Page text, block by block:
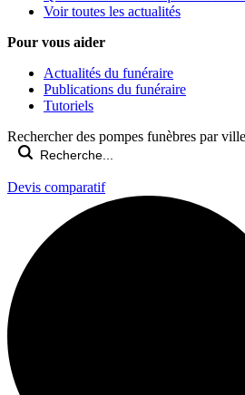
Voir toutes les actualités
Pour vous aider
Actualités du funéraire
Publications du funéraire
Tutoriels
Rechercher des pompes funèbres par
Devis comparatif